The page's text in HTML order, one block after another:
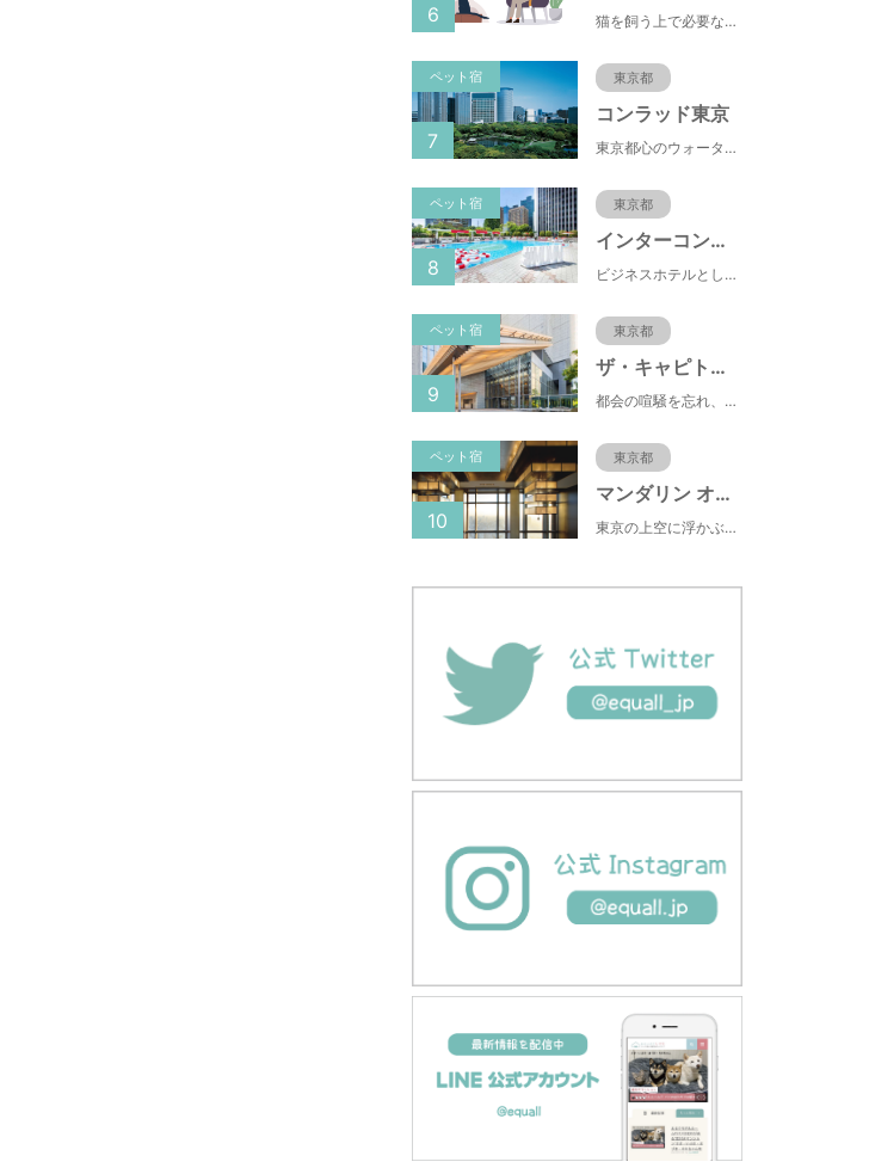
猫を飼う上で必要な責任やマナー、健康管理について学ぶことができます。
6
ペット宿 東京都
コンラッド東京
東京都心のウォーターフロントに位置し、都内全域へのアクセスへも便利なコンラッド東京は、銀座や新橋へ徒歩圏内、明治神宮や浅草、六本木などの観光・ショッピングエリアにもアクセス至便。また、東京駅まで10分、羽田空港まで25分、丸の内などの主要ビジネス街へのアクセスにも優れ、ビジネスにも最適のロケーションです。
7
ペット宿 東京都
インターコンチネンタル東京ベイ
ビジネスホテルとして有名な東横INN(東横イン)がペットと一緒に泊まれるプランをスタートしました。東横INNは、ペット専用Instagramもスタートしており、飼い主の間で話題になっています。
8
ペット宿 東京都
ザ・キャピトルホテル
都会の喧騒を忘れ、日常から解き放たれるひとときをお約束いたします ザ・キャピトルホテル 東急の客室は14室のスイートを含む全251室がすべてが44.8m²以上ゆとりの広さ。 日本の伝統的な建築様式を取り入れ、障子や襖をしつらえた洗練された和モダンな空間が和らぎの時間を演出します。 そして窓からは、国会議事堂をはじめとする東京の街並みを見渡すパノラマビューがお楽しみいただけます。
9
ペット宿 東京都
マンダリン オリエンタル 東京
東京の上空に浮かぶマンダリン オリエンタル 東京は、眼下にすばらしい風景が広がるラグジュアリーな5つ星ホテルです。凜とした風格ある佇まいと和モダンのスタイルに、最新鋭のテクノロジー、定評あるスパ、驚きと感動に満ちた食体験、卓越したサービスを融合させ、真心を込めてお客さまをおもてなしいたします。
10